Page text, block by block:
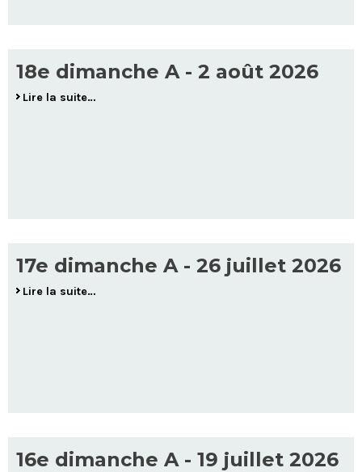
18e dimanche A - 2 août 2026
Lire la suite…
17e dimanche A - 26 juillet 2026
Lire la suite…
16e dimanche A - 19 juillet 2026